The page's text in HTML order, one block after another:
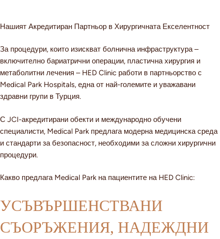
Нашият Акредитиран Партньор в Хирургичната Екселентност
За процедури, които изискват болнична инфраструктура –
включително бариатрични операции, пластична хирургия и
метаболитни лечения – HED Clinic работи в партньорство с
Medical Park Hospitals, една от най-големите и уважавани
здравни групи в Турция.
С JCI-акредитирани обекти и международно обучени
специалисти, Medical Park предлага модерна медицинска среда
и стандарти за безопасност, необходими за сложни хирургични
процедури.
Какво предлага Medical Park на пациентите на HED Clinic:
УСЪВЪРШЕНСТВАНИ
СЪОРЪЖЕНИЯ, НАДЕЖДНИ